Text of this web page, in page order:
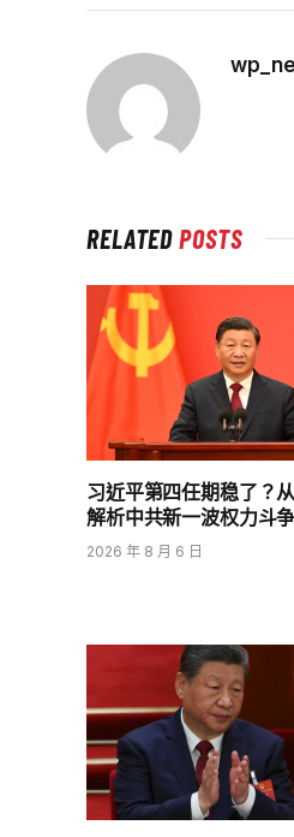
RELATEDPOSTS
习近平第四任期稳了？
解析中共新一波权力斗争
2026 年 8 月 6 日